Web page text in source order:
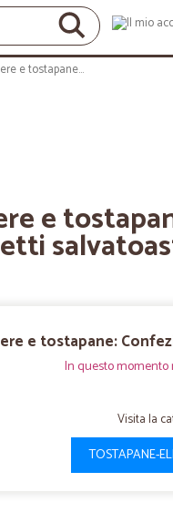
Tostiere e tostapane: Confezione 3 sacchetti salvatoast
e
e tostapane:
In questo momento
Visita la
TOSTAPANE-